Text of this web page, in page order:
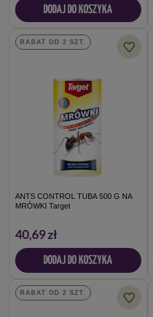
DODAJ DO KOSZYKA
RABAT OD 2 SZT.
ANTS CONTROL TUBA 500 G NA
MRÓWKI Target
40,69 zł
DODAJ DO KOSZYKA
RABAT OD 2 SZT.